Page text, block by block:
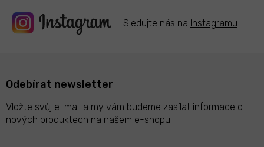
Sledujte nás na Instagramu
Odebírat newsletter
Vložte svůj e-mail a my vám budeme zasílat informace o
nových produktech na našem e-shopu.